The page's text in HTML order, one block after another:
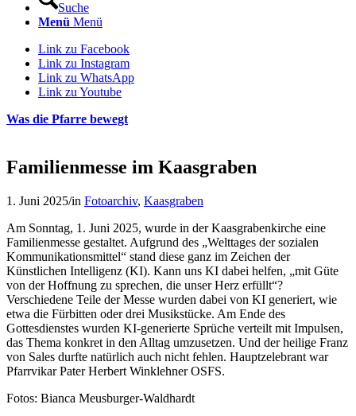
Suche
Menü Menü
Link zu Facebook
Link zu Instagram
Link zu WhatsApp
Link zu Youtube
Was die Pfarre bewegt
Familienmesse im Kaasgraben
1. Juni 2025/in Fotoarchiv, Kaasgraben
Am Sonntag, 1. Juni 2025, wurde in der Kaasgrabenkirche eine
Familienmesse gestaltet. Aufgrund des „Welttages der sozialen
Kommunikationsmittel“ stand diese ganz im Zeichen der
Künstlichen Intelligenz (KI). Kann uns KI dabei helfen, „mit Güte
von der Hoffnung zu sprechen, die unser Herz erfüllt“?
Verschiedene Teile der Messe wurden dabei von KI generiert, wie
etwa die Fürbitten oder drei Musikstücke. Am Ende des
Gottesdienstes wurden KI-generierte Sprüche verteilt mit Impulsen,
das Thema konkret in den Alltag umzusetzen. Und der heilige Franz
von Sales durfte natürlich auch nicht fehlen. Hauptzelebrant war
Pfarrvikar Pater Herbert Winklehner OSFS.
Fotos: Bianca Meusburger-Waldhardt